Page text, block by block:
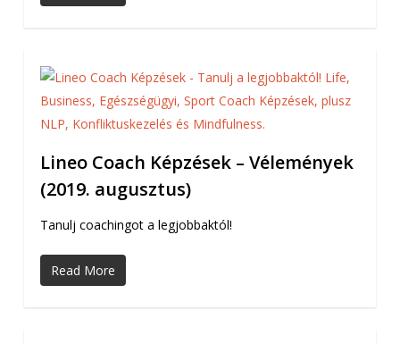
Lineo Coach Képzések – Vélemények
(2019. augusztus)
Tanulj coachingot a legjobbaktól!
Read More